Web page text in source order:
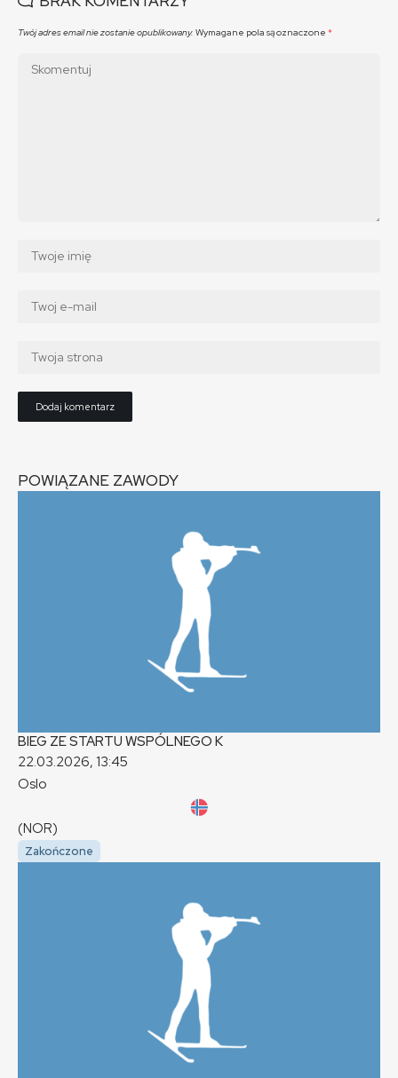
Twój adres email nie zostanie opublikowany. Wymagane pola są oznaczone *
POWIĄZANE ZAWODY
BIEG ZE STARTU WSPÓLNEGO K
22.03.2026, 13:45
Oslo
(NOR)
Zakończone